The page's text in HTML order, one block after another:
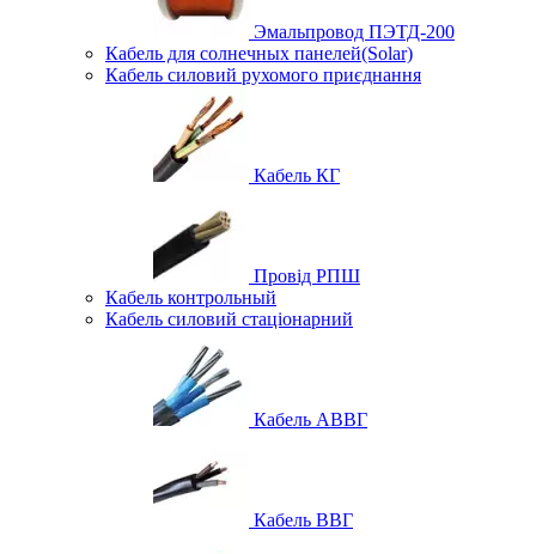
Эмальпровод ПЭТД-200
Кабель для солнечных панелей(Solar)
Кабель силовий рухомого приєднання
Кабель КГ
Провід РПШ
Кабель контрольный
Кабель силовий стаціонарний
Кабель АВВГ
Кабель ВВГ